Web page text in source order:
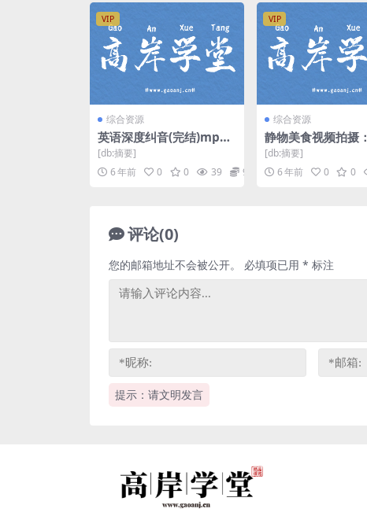
VIP
综合资源
英语深度纠音(完结)mp3
音频 百度网盘
[db:摘要]
6 年前
0 0 39 9.9
VIP
综合资源
静物美食视频拍摄
本也能拍出高颜值大
（超清视频）百度
[db:摘要]
6 年前
0 0
评论(0)
提示：请文明发言
您的邮箱地址不会被公开。 必填项已用 * 标注